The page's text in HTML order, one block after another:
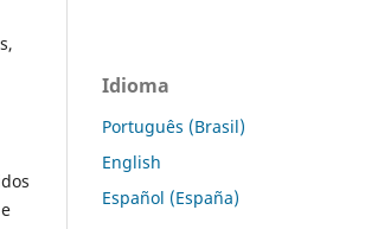
Idioma
Português (Brasil)
English
Español (España)